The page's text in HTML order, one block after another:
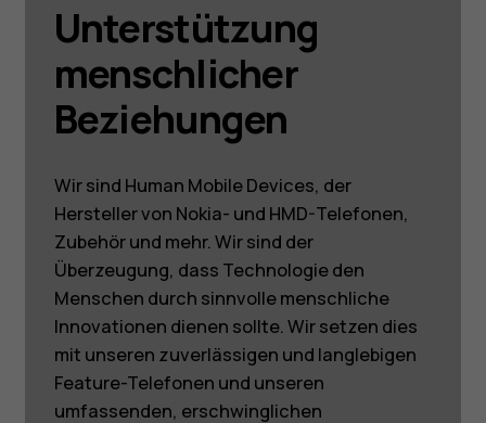
Über
Blog
Reparieren, wiederverwenden, recyceln
Nachhaltigkeit
Support
Deutschland
Unterstützung
menschlicher
Beziehungen
Wir sind Human Mobile Devices, der
Hersteller von Nokia- und HMD-Telefonen,
Zubehör und mehr. Wir sind der
Überzeugung, dass Technologie den
Menschen durch sinnvolle menschliche
Innovationen dienen sollte. Wir setzen dies
mit unseren zuverlässigen und langlebigen
Feature-Telefonen und unseren
umfassenden, erschwinglichen